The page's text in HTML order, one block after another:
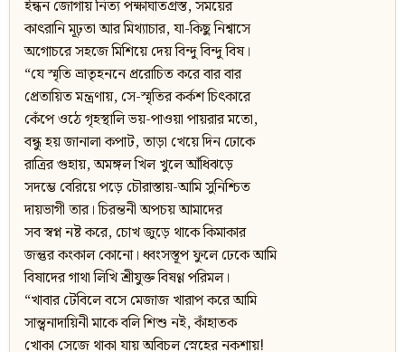
ইন্ধন জোগায় নিত্য পক্ষাঘাতগ্রস্ত, সময়ের
কাৎরানি মূঢ়তা আর মিথ্যাচার, যা-কিছু নিশ্বাসে
অগোচরে সহজে মিশিয়ে দেয় বিন্দু বিন্দু বিষ।
“যে স্মৃতি ভ্রাতৃহননে প্ররোচিত করে বার বার
প্রেতায়িত মন্ত্রণায়, সে-স্মৃতির কর্কশ চিৎকারে
কেঁপে ওঠে গৃহস্থালি ভয়-পাওয়া পায়রার মতো,
বন্ধু হয় জানালা কপাট, তাড়া খেয়ে দিন ঢোকে
রাত্রির গুহায়, অমঙ্গল খিল খুলে আঁধিঝড়ে
সদম্ভে বেরিয়ে পড়ে চৌরাস্তায়-আমি সুনিশ্চিত
দায়ভাগী তার। চিরন্তনী অপচয় আমাদের
সব স্বপ্ন নষ্ট করে, চোখ জুড়ে থাকে কিমাকার
জন্তুর কংকাল কোনো। ধ্বংসস্তূপ ফুলে ঢেকে আমি
বিষাদের গাথা লিখি শ্রীযুক্ত বিষণ্ণ পরিমল।
“খাবার টেবিলে বসে মেজাজ খারাপ করে আমি
সান্ত্বনাদায়িনী মাকে বলি শিশু নই, কাঁহাতক
খোকা সেজে থাকা যায় অবিচল স্নেহের নকশায়!